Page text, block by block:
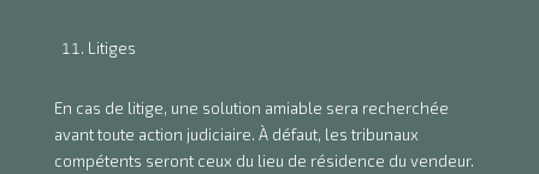
Litiges
En cas de litige, une solution amiable sera recherchée
avant toute action judiciaire. À défaut, les tribunaux
compétents seront ceux du lieu de résidence du vendeur.